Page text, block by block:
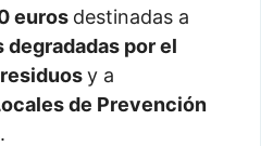
euros destinadas a
por el
y a
de Prevención
.